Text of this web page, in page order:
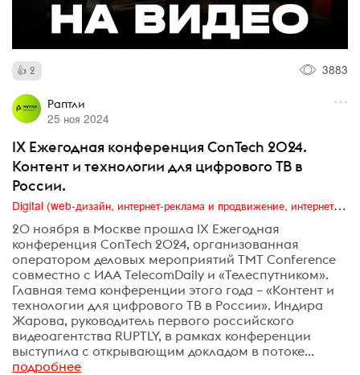
2 3883
Раптли
25 ноя 2024
IX Ежегодная конференция ConTech 2024.
Контент и технологии для цифрового ТВ в
России.
Digital (web-дизайн, интернет-реклама и продвижение, интернет-сообщества и блоги, интернет-коммуникации, мобильный маркетинг, реклама на цифровых экранах)
20 ноября в Москве прошла IX Ежегодная
конференция ConTech 2024, организованная
оператором деловых мероприятий TMT Conference
совместно с ИАА TelecomDaily и «Телеспутником».
Главная тема конференции этого года – «Контент и
технологии для цифрового ТВ в России». Индира
Жарова, руководитель первого российского
видеоагентства RUPTLY, в рамках конференции
выступила с открывающим докладом в потоке...
подробнее